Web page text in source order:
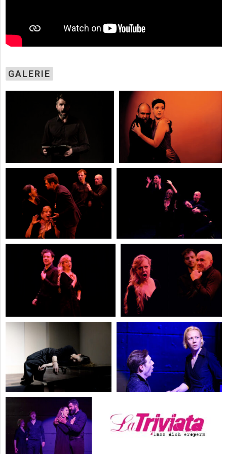
GALERIE